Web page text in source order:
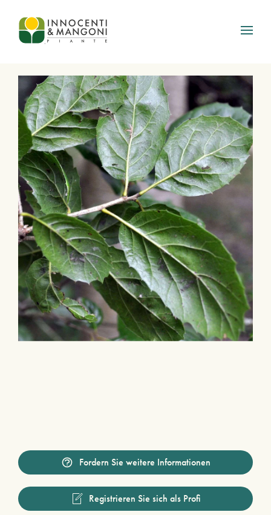
Skip to main content
Fordern Sie weitere Informationen
Registrieren Sie sich als Profi